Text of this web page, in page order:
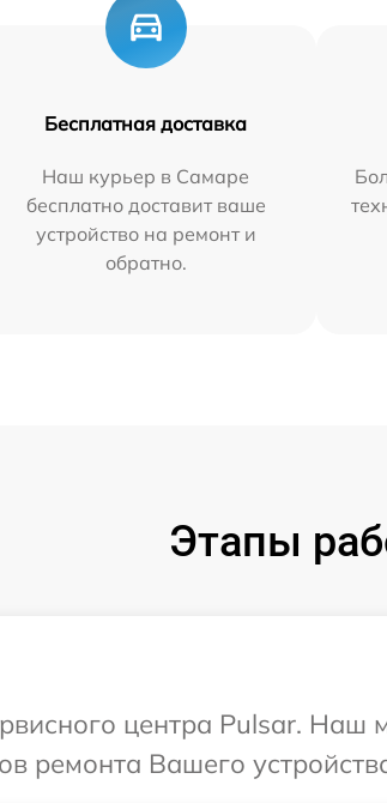
Бесплатная доставка
Наш курьер в Самаре
бесплатно доставит ваше
устройство на ремонт и
обратно.
Этапы
центра Pulsar.
ремонта Вашего